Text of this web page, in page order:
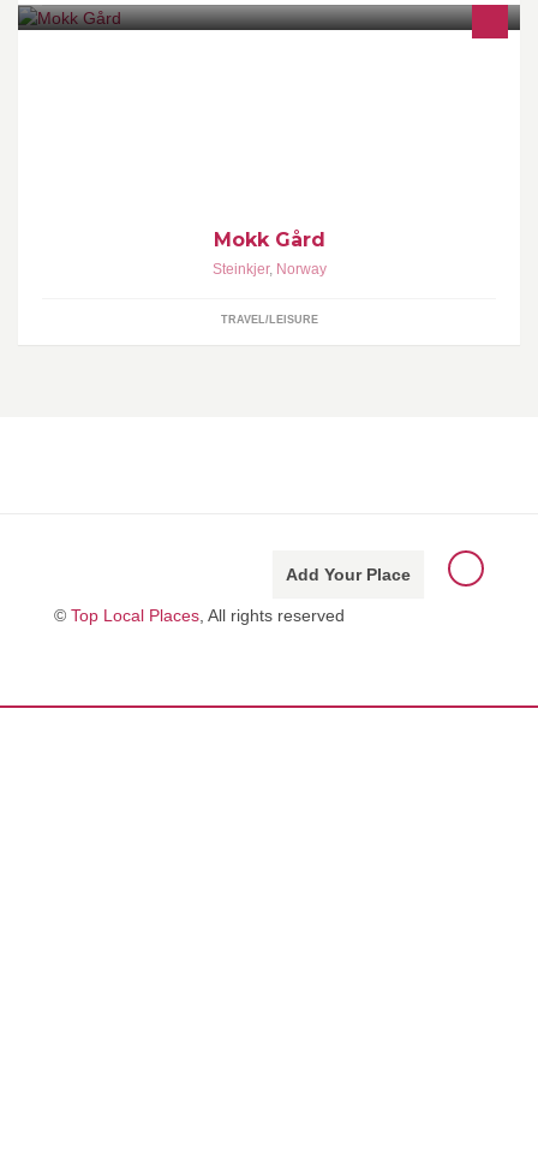
Mokk Gård
Steinkjer, Norway
TRAVEL/LEISURE
Add Your Place
© Top Local Places , All rights reserved